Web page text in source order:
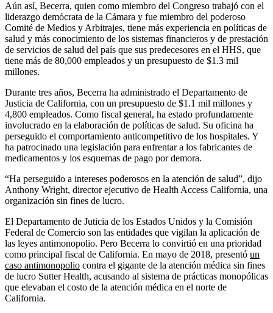
Aún así, Becerra, quien como miembro del Congreso trabajó con el
liderazgo demócrata de la Cámara y fue miembro del poderoso
Comité de Medios y Arbitrajes, tiene más experiencia en políticas de
salud y más conocimiento de los sistemas financieros y de prestación
de servicios de salud del país que sus predecesores en el HHS, que
tiene más de 80,000 empleados y un presupuesto de $1.3 mil
millones.
Durante tres años, Becerra ha administrado el Departamento de
Justicia de California, con un presupuesto de $1.1 mil millones y
4,800 empleados. Como fiscal general, ha estado profundamente
involucrado en la elaboración de políticas de salud. Su oficina ha
perseguido el comportamiento anticompetitivo de los hospitales. Y
ha patrocinado una legislación para enfrentar a los fabricantes de
medicamentos y los esquemas de pago por demora.
“Ha perseguido a intereses poderosos en la atención de salud”, dijo
Anthony Wright, director ejecutivo de Health Access California, una
organización sin fines de lucro.
El Departamento de Juticia de los Estados Unidos y la Comisión
Federal de Comercio son las entidades que vigilan la aplicación de
las leyes antimonopolio. Pero Becerra lo convirtió en una prioridad
como principal fiscal de California. En mayo de 2018, presentó un
caso antimonopolio contra el gigante de la atención médica sin fines
de lucro Sutter Health, acusando al sistema de prácticas monopólicas
que elevaban el costo de la atención médica en el norte de
California.